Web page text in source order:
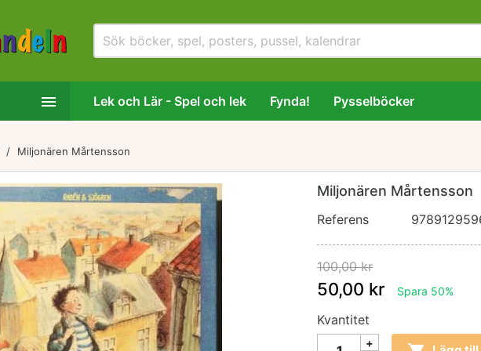
 Lek och Lär - Spel och lek Fynda! Pysselböcker
Miljonären Mårtensson
Miljonären Mårtensson
Referens
100,00 kr
50,00 kr Spara 50%
Kvantitet